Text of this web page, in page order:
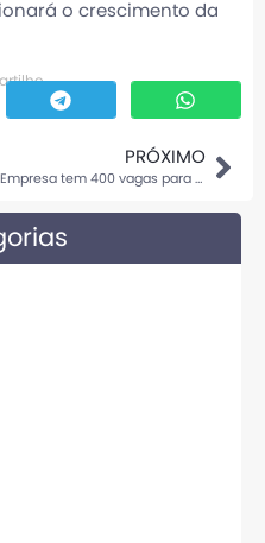
o crescimento da
PRÓXIMO
Empresa tem 400 vagas para capacitar e contratar eletricista e auxiliar em MT